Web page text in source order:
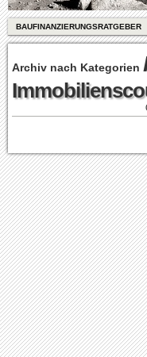
BAUFINANZIERUNGSRATGEBER
Archiv nach Kategorien